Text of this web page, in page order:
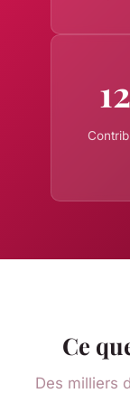
Ce
Des milliers